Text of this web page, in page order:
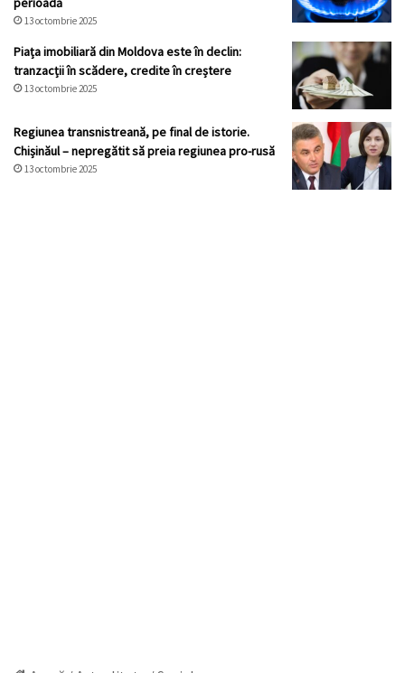
13 octombrie 2025
Piața imobiliară din Moldova este în declin:
tranzacții în scădere, credite în creștere
13 octombrie 2025
Regiunea transnistreană, pe final de istorie.
Chișinăul – nepregătit să preia regiunea pro-rusă
13 octombrie 2025